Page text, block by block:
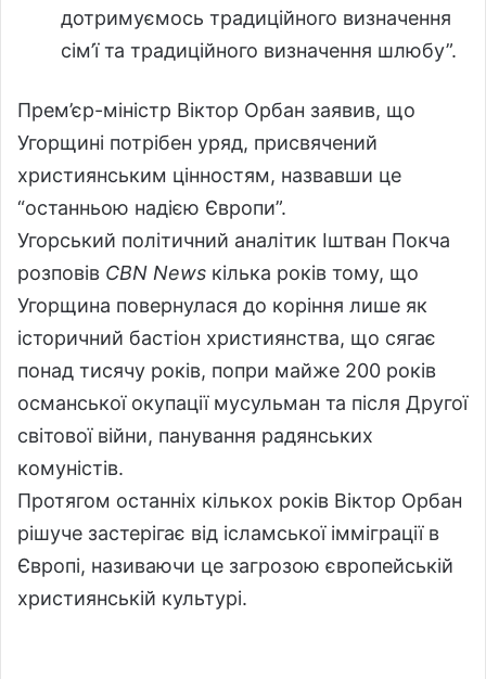
дотримуємось традиційного визначення
сім’ї та традиційного визначення шлюбу”.
Прем’єр-міністр Віктор Орбан заявив, що
Угорщині потрібен уряд, присвячений
християнським цінностям, назвавши це
“останньою надією Європи”.
Угорський політичний аналітик Іштван Покча
розповів CBN News кілька років тому, що
Угорщина повернулася до коріння лише як
історичний бастіон християнства, що сягає
понад тисячу років, попри майже 200 років
османської окупації мусульман та після Другої
світової війни, панування радянських
комуністів.
Протягом останніх кількох років Віктор Орбан
рішуче застерігає від ісламської імміграції в
Європі, називаючи це загрозою європейській
християнській культурі.